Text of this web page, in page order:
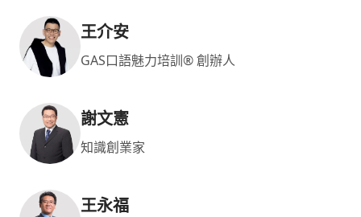
王介安
GAS口語魅力培訓® 創辦人
謝文憲
知識創業家
王永福